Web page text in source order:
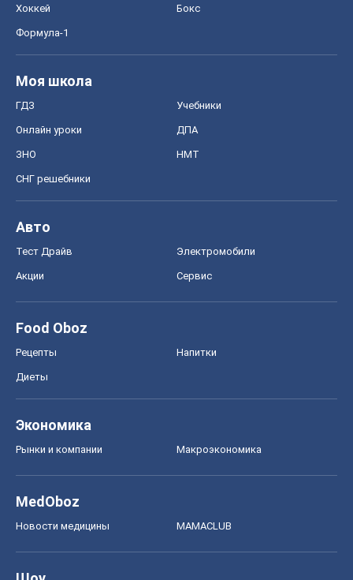
Хоккей Бокс
Формула-1
Моя школа
ГДЗ Учебники
Онлайн уроки ДПА
ЗНО НМТ
СНГ решебники
Авто
Тест Драйв Электромобили
Акции Сервис
Food Oboz
Рецепты Напитки
Диеты
Экономика
Рынки и компании Mакроэкономика
MedOboz
Новости медицины MAMACLUB